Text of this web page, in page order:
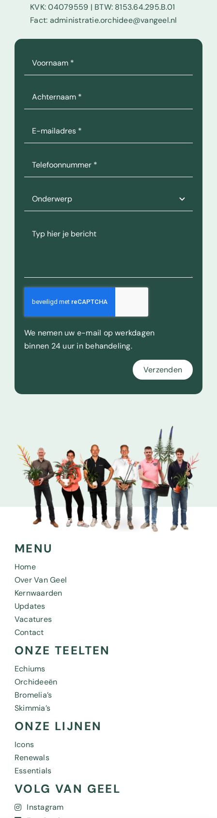
KVK: 04079559 | BTW: 8153.64.295.B.01
Fact: administratie.orchidee@vangeel.nl
We nemen uw e-mail op werkdagen
binnen 24 uur in behandeling.
Verzenden
MENU
Home
Over Van Geel
Kernwaarden
Updates
Vacatures
Contact
ONZE TEELTEN
Echiums
Orchideeën
Bromelia’s
Skimmia’s
ONZE LIJNEN
Icons
Renewals
Essentials
VOLG VAN GEEL
Instagram